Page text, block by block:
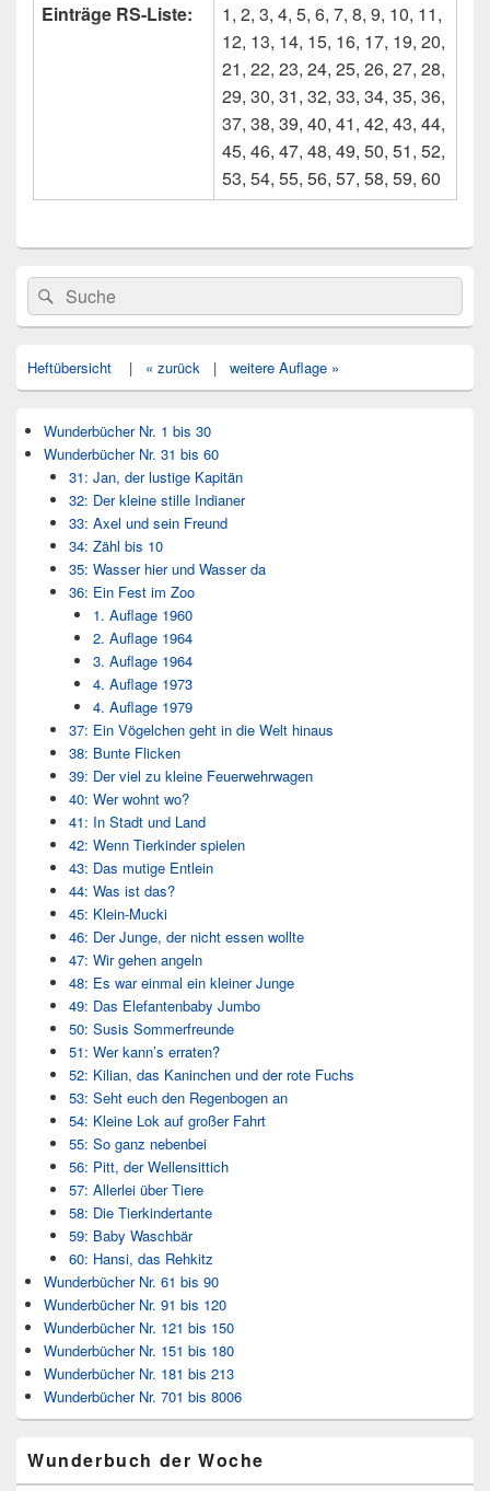
Einträge RS-Liste:
1, 2, 3, 4, 5, 6, 7, 8, 9, 10, 11,
12, 13, 14, 15, 16, 17, 19, 20,
21, 22, 23, 24, 25, 26, 27, 28,
29, 30, 31, 32, 33, 34, 35, 36,
37, 38, 39, 40, 41, 42, 43, 44,
45, 46, 47, 48, 49, 50, 51, 52,
53, 54, 55, 56, 57, 58, 59, 60
Primärer
Seitenleisten
Widget-
Bereich
Search
for:
Suche
Heftübersicht | « zurück | weitere Auflage »
Wunderbücher Nr. 1 bis 30
Wunderbücher Nr. 31 bis 60
31: Jan, der lustige Kapitän
32: Der kleine stille Indianer
33: Axel und sein Freund
34: Zähl bis 10
35: Wasser hier und Wasser da
36: Ein Fest im Zoo
1. Auflage 1960
2. Auflage 1964
3. Auflage 1964
4. Auflage 1973
4. Auflage 1979
37: Ein Vögelchen geht in die Welt hinaus
38: Bunte Flicken
39: Der viel zu kleine Feuerwehrwagen
40: Wer wohnt wo?
41: In Stadt und Land
42: Wenn Tierkinder spielen
43: Das mutige Entlein
44: Was ist das?
45: Klein-Mucki
46: Der Junge, der nicht essen wollte
47: Wir gehen angeln
48: Es war einmal ein kleiner Junge
49: Das Elefantenbaby Jumbo
50: Susis Sommerfreunde
51: Wer kann’s erraten?
52: Kilian, das Kaninchen und der rote Fuchs
53: Seht euch den Regenbogen an
54: Kleine Lok auf großer Fahrt
55: So ganz nebenbei
56: Pitt, der Wellensittich
57: Allerlei über Tiere
58: Die Tierkindertante
59: Baby Waschbär
60: Hansi, das Rehkitz
Wunderbücher Nr. 61 bis 90
Wunderbücher Nr. 91 bis 120
Wunderbücher Nr. 121 bis 150
Wunderbücher Nr. 151 bis 180
Wunderbücher Nr. 181 bis 213
Wunderbücher Nr. 701 bis 8006
Wunderbuch der Woche